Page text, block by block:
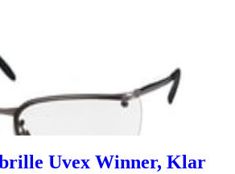
Uvex Winner, Klar